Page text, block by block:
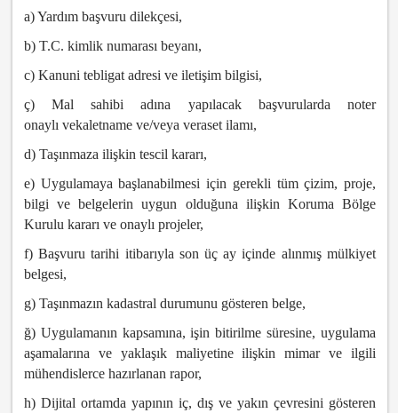
a) Yardım başvuru dilekçesi,
b) T.C. kimlik numarası beyanı,
c) Kanuni tebligat adresi ve iletişim bilgisi,
ç) Mal sahibi adına yapılacak başvurularda noter
onaylı vekaletname ve/veya veraset ilamı,
d) Taşınmaza ilişkin tescil kararı,
e) Uygulamaya başlanabilmesi için gerekli tüm çizim, proje,
bilgi ve belgelerin uygun olduğuna ilişkin Koruma Bölge
Kurulu kararı ve onaylı projeler,
f) Başvuru tarihi itibarıyla son üç ay içinde alınmış mülkiyet
belgesi,
g) Taşınmazın kadastral durumunu gösteren belge,
ğ) Uygulamanın kapsamına, işin bitirilme süresine, uygulama
aşamalarına ve yaklaşık maliyetine ilişkin mimar ve ilgili
mühendislerce hazırlanan rapor,
h) Dijital ortamda yapının iç, dış ve yakın çevresini gösteren